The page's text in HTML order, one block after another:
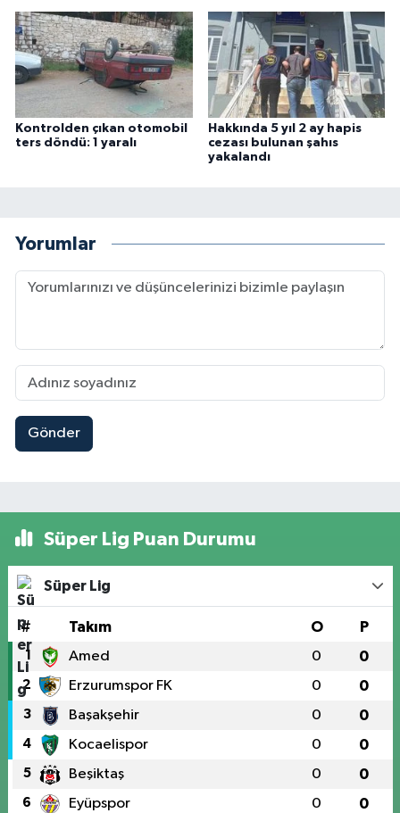
Kontrolden çıkan otomobil
ters döndü: 1 yaralı
Hakkında 5 yıl 2 ay hapis
cezası bulunan şahıs
yakalandı
Yorumlar
Gönder
Süper Lig Puan Durumu
Süper Lig
# Takım O P
1 Amed 0 0
2 Erzurumspor FK 0 0
3 Başakşehir 0 0
4 Kocaelispor 0 0
5 Beşiktaş 0 0
6 Eyüpspor 0 0